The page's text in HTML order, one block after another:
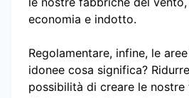
economia e indotto.
Regolamentare, infine, le
idonee cosa significa?
possibilità di creare le nostre